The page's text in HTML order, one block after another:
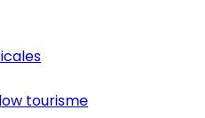
tourisme